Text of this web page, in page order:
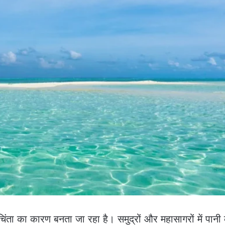
का कारण बनता जा रहा है। समुद्रों और महासागरों में पानी